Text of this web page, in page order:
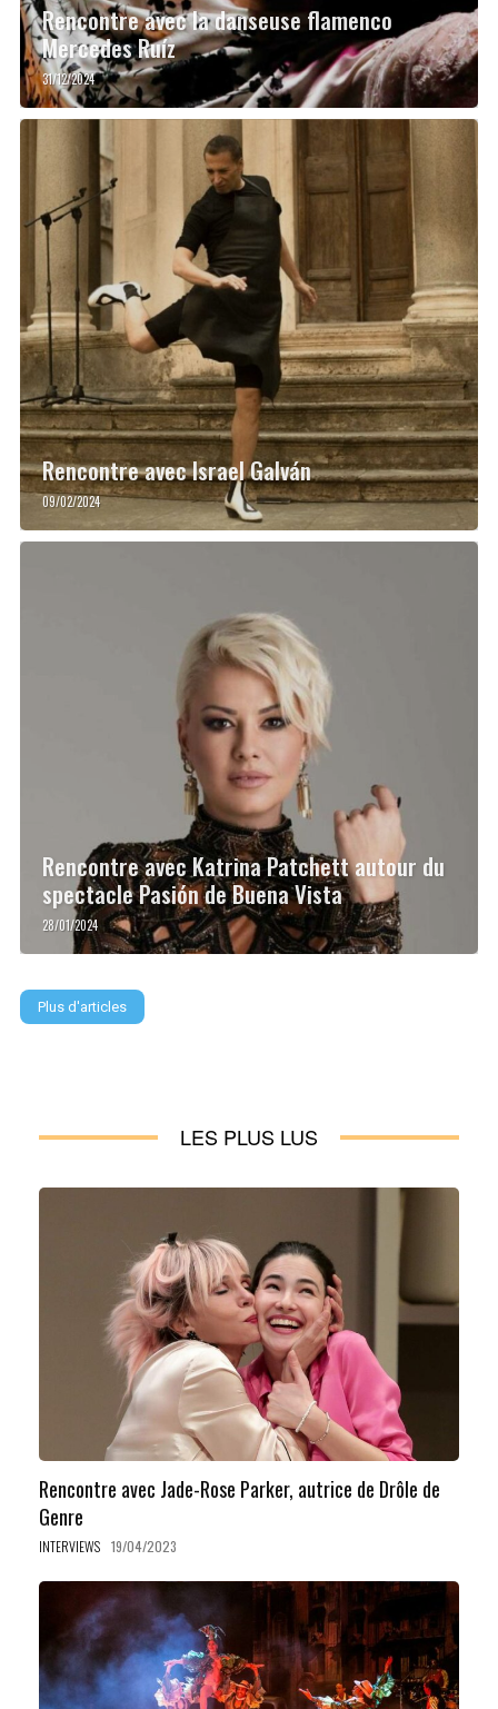
Rencontre avec la danseuse flamenco
Mercedes Ruíz
31/12/2024
Rencontre avec Israel Galván
09/02/2024
Rencontre avec Katrina Patchett autour du
spectacle Pasión de Buena Vista
28/01/2024
Plus d'articles
LES PLUS LUS
Rencontre avec Jade-Rose Parker, autrice de Drôle de
Genre
INTERVIEWS 19/04/2023